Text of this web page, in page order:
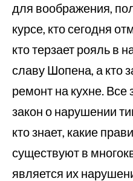
для воображения,
курсе, кто сегодня
кто терзает рояль в
славу Шопена, а кто
ремонт на кухне. Все
закон о нарушении
кто знает, какие
существуют в
является их